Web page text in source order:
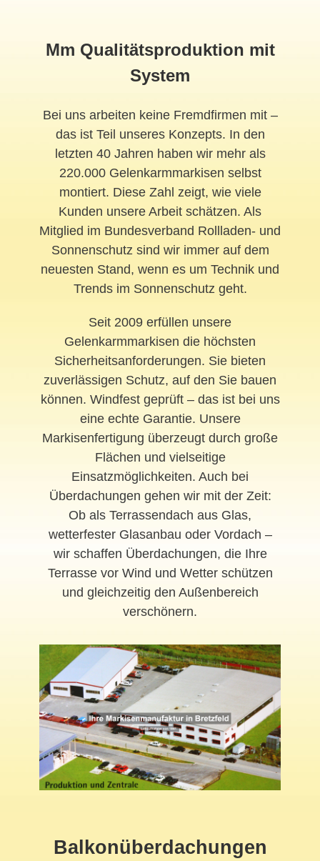
Mm Qualitätsproduktion mit
System
Bei uns arbeiten keine Fremdfirmen mit –
das ist Teil unseres Konzepts. In den
letzten 40 Jahren haben wir mehr als
220.000 Gelenkarmmarkisen selbst
montiert. Diese Zahl zeigt, wie viele
Kunden unsere Arbeit schätzen. Als
Mitglied im Bundesverband Rollladen- und
Sonnenschutz sind wir immer auf dem
neuesten Stand, wenn es um Technik und
Trends im Sonnenschutz geht.
Seit 2009 erfüllen unsere
Gelenkarmmarkisen die höchsten
Sicherheitsanforderungen. Sie bieten
zuverlässigen Schutz, auf den Sie bauen
können. Windfest geprüft – das ist bei uns
eine echte Garantie. Unsere
Markisenfertigung überzeugt durch große
Flächen und vielseitige
Einsatzmöglichkeiten. Auch bei
Überdachungen gehen wir mit der Zeit:
Ob als Terrassendach aus Glas,
wetterfester Glasanbau oder Vordach –
wir schaffen Überdachungen, die Ihre
Terrasse vor Wind und Wetter schützen
und gleichzeitig den Außenbereich
verschönern.
Balkonüberdachungen